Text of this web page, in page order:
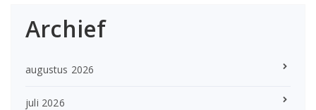
Archief
augustus 2026
juli 2026